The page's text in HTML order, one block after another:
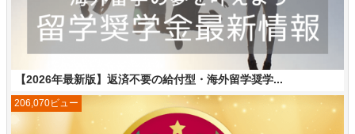
【2026年最新版】返済不要の給付型・海外留学奨学...
206,070ビュー